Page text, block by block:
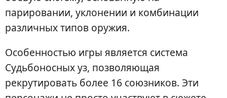
парировании, уклонении и комбинации
различных типов оружия.
Особенностью игры является система
Судьбоносных уз, позволяющая
рекрутировать более 16 союзников. Эти